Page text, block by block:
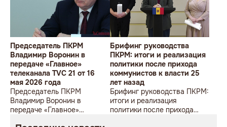
Председатель ПКРМ
Владимир Воронин в
передаче «Главное»
телеканала TVC 21 от 16
мая 2026 года
Председатель ПКРМ
Владимир Воронин в
передаче «Главное»
Брифинг руководства
ПКРМ: итоги и реализация
политики после прихода
коммунистов к власти 25
лет назад
Брифинг руководства ПКРМ:
итоги и реализация
политики после прихода